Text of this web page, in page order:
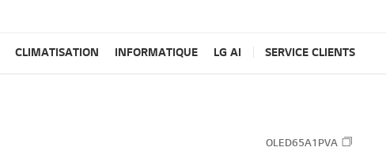
CLIMATISATION INFORMATIQUE LG AI SERVICE CLIENTS
OLED65A1PVA